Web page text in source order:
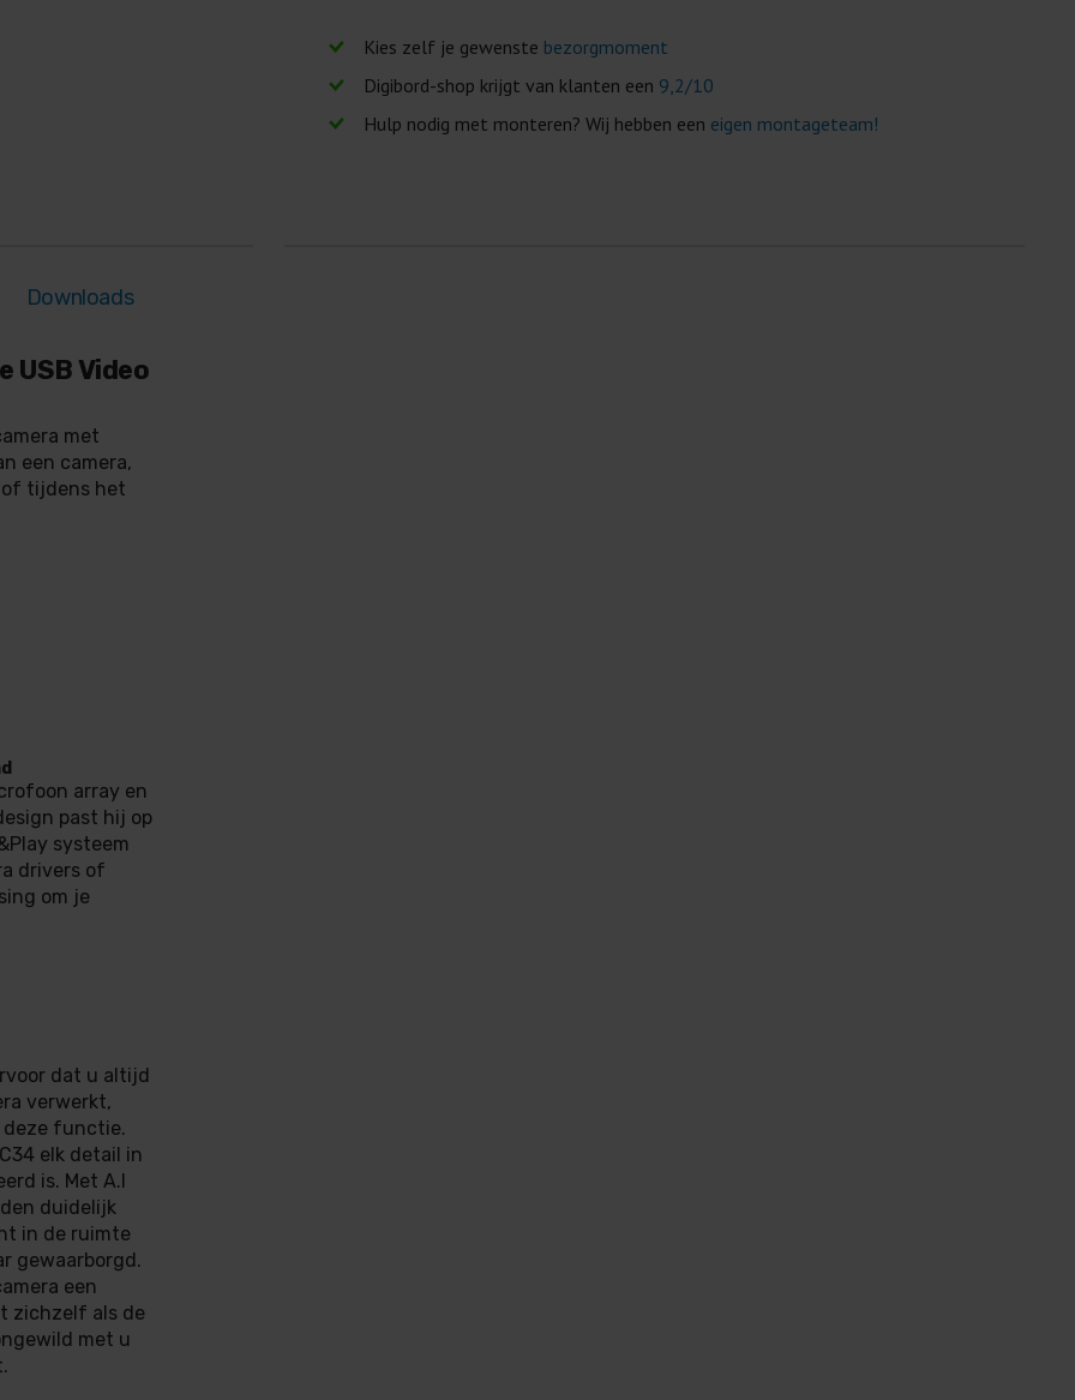
Kies zelf je gewenste bezorgmoment
Digibord-shop krijgt van klanten een 9,2/10
Hulp nodig met monteren? Wij hebben een eigen montageteam!
Downloads
USB Video
met
een camera,
of tijdens het
array en
past hij op
systeem
drivers of
om je
dat u altijd
verwerkt,
deze functie.
elk detail in
is. Met A.I
duidelijk
in de ruimte
gewaarborgd.
een
zichzelf als de
met u